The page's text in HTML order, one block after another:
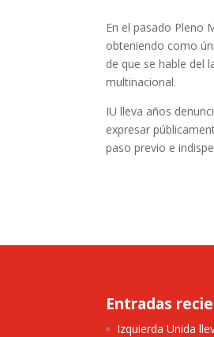
En el pasado Pleno
obteniendo como
de que se hable del
multinacional.
IU lleva años
expresar
paso previo e
Entradas
Izquierda Unida